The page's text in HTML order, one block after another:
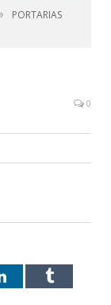
PORTARIAS
0
LinkedInTumblr